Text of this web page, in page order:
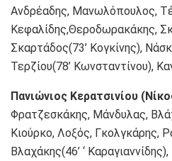
Ανδρέαδης, Μανωλόπουλος,
Κεφαλίδης,Θεροδωρακάκης,
Σκαρτάδος(73’ Κογκίνης),
Τερζίου(78’ Κωνσταντίνου),
Πανιώνιος Κερατσινίου
Φρατζεσκάκης, Μάνδυλας,
Κιούρκο, Λοξός, Γκολγκάρης,
Βλαχάκης(46’ ‘